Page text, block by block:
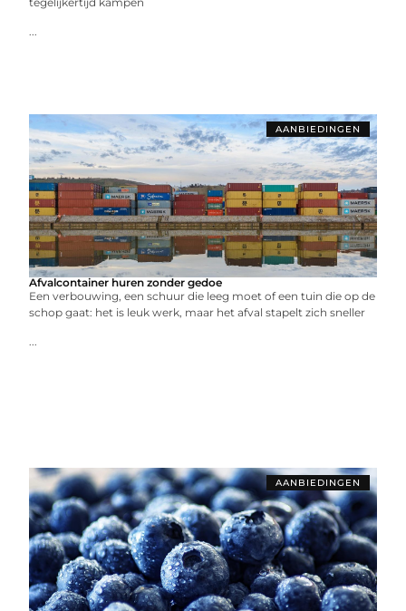
...
AANBIEDINGEN
Afvalcontainer huren zonder gedoe
Een verbouwing, een schuur die leeg moet of een tuin die op de
schop gaat: het is leuk werk, maar het afval stapelt zich sneller
...
AANBIEDINGEN